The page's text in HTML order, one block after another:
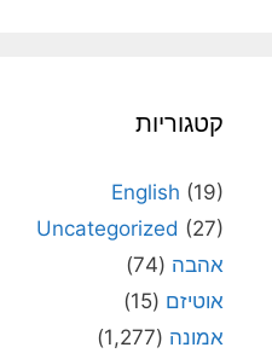
קטגוריות
English (19)
Uncategorized (27)
אהבה (74)
אוטיזם (15)
אמונה (1,277)